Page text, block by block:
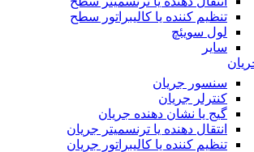
تنظیم کننده یا کالیبراتور سطح
لول سویئچ
سایر
سنسور جریان
کنترلر جریان
گیج یا نشان دهنده جریان
انتقال دهنده یا ترنسمیتر جریان
تنظیم کننده یا کالیبراتور جریان